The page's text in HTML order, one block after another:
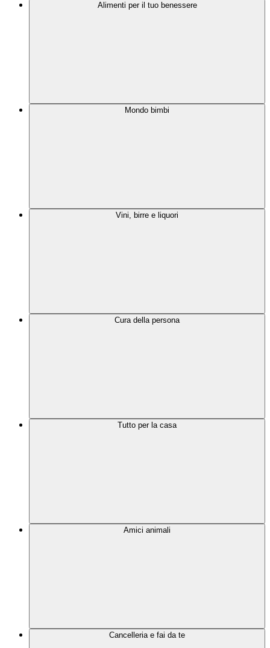
Alimenti per il tuo benessere
Mondo bimbi
Vini, birre e liquori
Cura della persona
Tutto per la casa
Amici animali
Cancelleria e fai da te